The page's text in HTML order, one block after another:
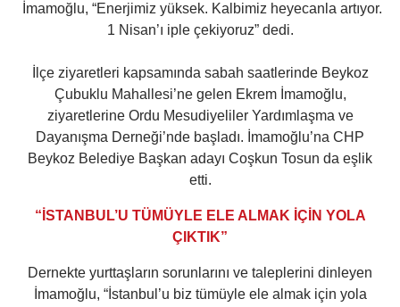
İmamoğlu, “Enerjimiz yüksek. Kalbimiz heyecanla artıyor.
1 Nisan’ı iple çekiyoruz” dedi.
İlçe ziyaretleri kapsamında sabah saatlerinde Beykoz
Çubuklu Mahallesi’ne gelen Ekrem İmamoğlu,
ziyaretlerine Ordu Mesudiyeliler Yardımlaşma ve
Dayanışma Derneği’nde başladı. İmamoğlu’na CHP
Beykoz Belediye Başkan adayı Coşkun Tosun da eşlik
etti.
“İSTANBUL’U TÜMÜYLE ELE ALMAK İÇİN YOLA
ÇIKTIK”
Dernekte yurttaşların sorunlarını ve taleplerini dinleyen
İmamoğlu, “İstanbul’u biz tümüyle ele almak için yola